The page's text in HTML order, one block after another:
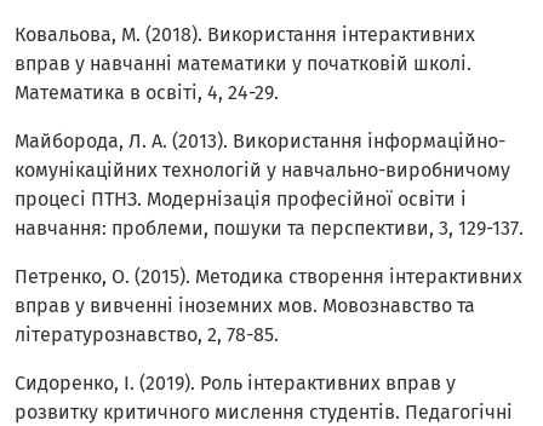
Ковальова, М. (2018). Використання інтерактивних
вправ у навчанні математики у початковій школі.
Математика в освіті, 4, 24-29.
Майборода, Л. А. (2013). Використання інформаційно-
комунікаційних технологій у навчально-виробничому
процесі ПТНЗ. Модернізація професійної освіти і
навчання: проблеми, пошуки та перспективи, 3, 129-137.
Петренко, О. (2015). Методика створення інтерактивних
вправ у вивченні іноземних мов. Мовознавство та
літературознавство, 2, 78-85.
Сидоренко, І. (2019). Роль інтерактивних вправ у
розвитку критичного мислення студентів. Педагогічні